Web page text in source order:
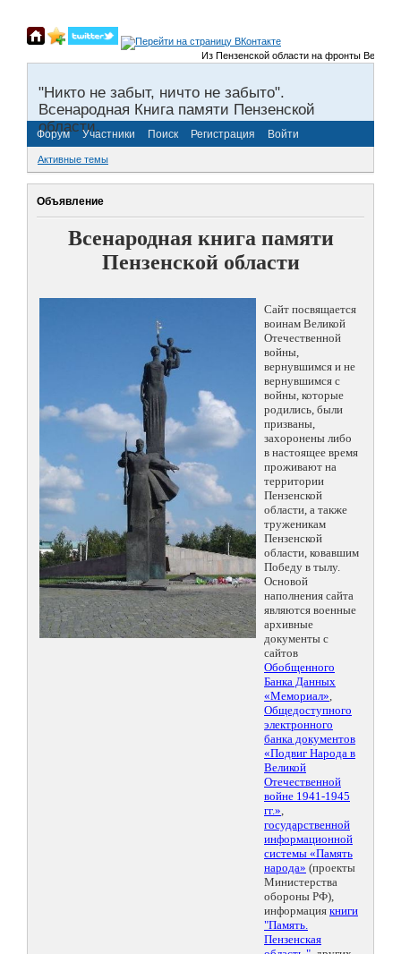
Из Пензенской области на фронты
"Никто не забыт, ничто не забыто".
Всенародная Книга памяти Пензенской
области.
Форум Участники Поиск Регистрация Войти
Активные темы
Объявление
Всенародная книга памяти
Пензенской области
Сайт посвящается
воинам Великой
Отечественной
войны,
вернувшимся и не
вернувшимся с
войны, которые
родились, были
призваны,
захоронены либо
в настоящее время
проживают на
территории
Пензенской
области, а также
труженикам
Пензенской
области, ковавшим
Победу в тылу.
Основой
наполнения сайта
являются военные
архивные
документы с
сайтов
Обобщенного
Банка Данных
«Мемориал»,
Общедоступного
электронного
банка документов
«Подвиг Народа в
Великой
Отечественной
войне 1941-1945
гг.»,
государственной
информационной
системы «Память
народа» (проекты
Министерства
обороны РФ),
информация книги
"Память.
Пензенская